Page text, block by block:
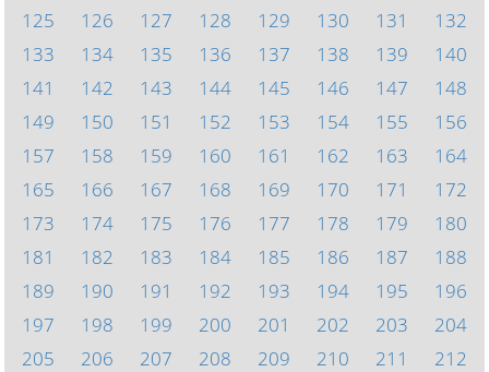
125
126 127 128 129 130 131
132
133
134 135 136 137 138 139
140
141
142 143 144 145 146 147
148
149
150 151 152 153 154 155
156
157
158 159 160 161 162 163
164
165
166 167 168 169 170 171
172
173
174 175 176 177 178 179
180
181
182 183 184 185 186 187
188
189
190 191 192 193 194 195
196
197
198 199 200 201 202 203
204
205
206 207 208 209 210 211
212